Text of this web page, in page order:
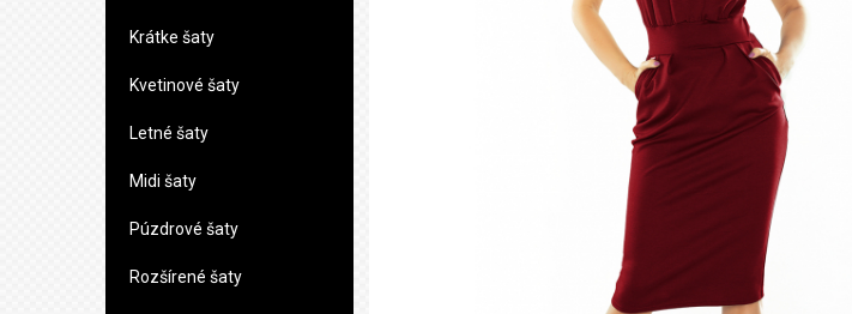
Krátke šaty
Kvetinové šaty
Letné šaty
Midi šaty
Púzdrové šaty
Rozšírené šaty